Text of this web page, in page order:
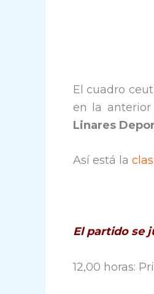
El cuadro
en la anterior
Linares
Así está la
El partido se
12,00 horas: